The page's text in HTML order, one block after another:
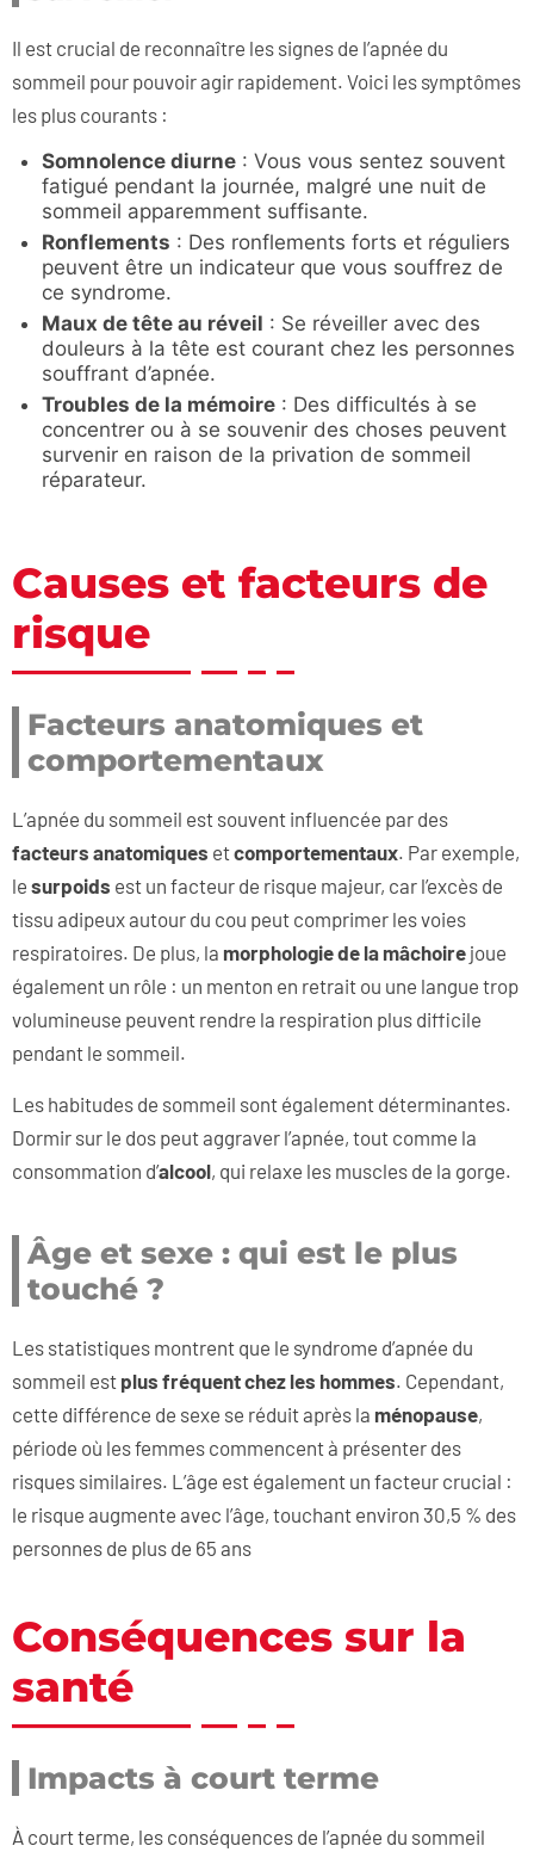
Il est crucial de reconnaître les signes de l’apnée du
sommeil pour pouvoir agir rapidement. Voici les symptômes
les plus courants :
Somnolence diurne : Vous vous sentez souvent
fatigué pendant la journée, malgré une nuit de
sommeil apparemment suffisante.
Ronflements : Des ronflements forts et réguliers
peuvent être un indicateur que vous souffrez de
ce syndrome.
Maux de tête au réveil : Se réveiller avec des
douleurs à la tête est courant chez les personnes
souffrant d’apnée.
Troubles de la mémoire : Des difficultés à se
concentrer ou à se souvenir des choses peuvent
survenir en raison de la privation de sommeil
réparateur.
Causes et facteurs de
risque
Facteurs anatomiques et
comportementaux
L’apnée du sommeil est souvent influencée par des
facteurs anatomiques etcomportementaux. Par exemple,
le surpoids est un facteur de risque majeur, car l’excès de
tissu adipeux autour du cou peut comprimer les voies
respiratoires. De plus, la morphologie de la mâchoire joue
également un rôle : un menton en retrait ou une langue trop
volumineuse peuvent rendre la respiration plus difficile
pendant le sommeil.
Les habitudes de sommeil sont également déterminantes.
Dormir sur le dos peut aggraver l’apnée, tout comme la
consommation d’alcool, qui relaxe les muscles de la gorge.
Âge et sexe : qui est le plus
touché ?
Les statistiques montrent que le syndrome d’apnée du
sommeil est plus fréquent chez les hommes. Cependant,
cette différence de sexe se réduit après la ménopause,
période où les femmes commencent à présenter des
risques similaires. L’âge est également un facteur crucial :
le risque augmente avec l’âge, touchant environ 30,5 % des
personnes de plus de 65 ans​
Conséquences sur la
santé
Impacts à court terme
À court terme, les conséquences de l’apnée du sommeil